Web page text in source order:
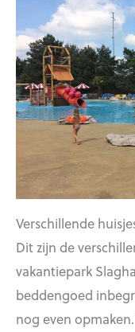
Verschillende
Dit zijn de
vakantiepark
beddengoed
nog even